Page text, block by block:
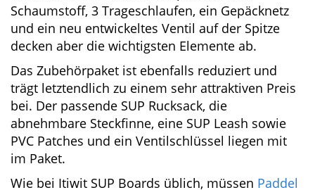
Ein rutschhemmendes Deckpad aus EVA-
Schaumstoff, 3 Trageschlaufen, ein Gepäcknetz
und ein neu entwickeltes Ventil auf der Spitze
decken aber die wichtigsten Elemente ab.
Das Zubehörpaket ist ebenfalls reduziert und
trägt letztendlich zu einem sehr attraktiven
Preis bei. Der passende SUP Rucksack, die
abnehmbare Steckfinne, eine SUP Leash sowie
PVC Patches und ein Ventilschlüssel liegen mit
im Paket.